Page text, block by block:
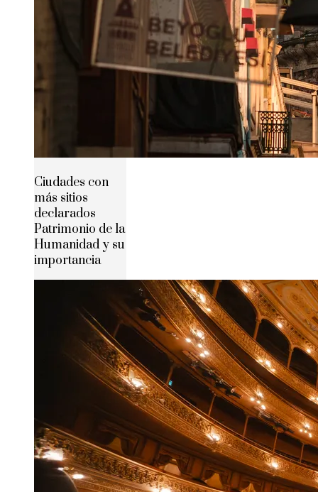
Ciudades con
más sitios
declarados
Patrimonio de la
Humanidad y su
importancia